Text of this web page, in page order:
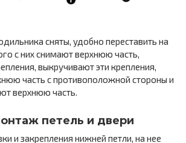
сняты, удобно переставить на
с них снимают верхнюю часть,
выкручивают эти крепления,
часть с противоположной стороны и
верхнюю часть.
петель и двери
и закрепления нижней петли, на нее